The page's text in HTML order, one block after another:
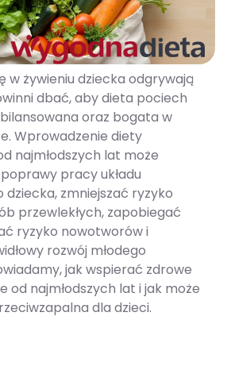
w żywieniu dziecka odgrywają
dbać, aby dieta pociech
oraz bogata w
Wprowadzenie diety
najmłodszych lat może
pracy układu
zmniejszać ryzyko
przewlekłych, zapobiegać
ryzyko nowotworów i
rozwój młodego
jak wspierać zdrowe
od najmłodszych lat i jak może
dla dzieci.